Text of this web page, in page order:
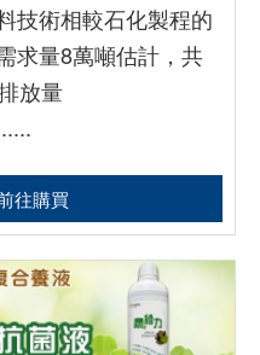
技術相較石化製程的
求量8萬噸估計，共
放量
往購買